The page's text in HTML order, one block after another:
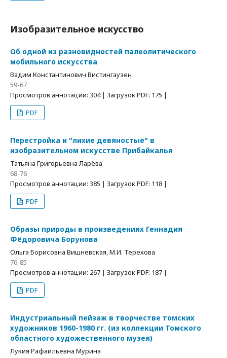
Изобразительное искусство
Об одной из разновидностей палеолитического
мобильного искусства
Вадим Константинович Вистингаузен
59-67
Просмотров аннотации: 304 | Загрузок PDF: 175 |
PDF
Перестройка и "лихие девяностые" в
изобразительном искусстве Прибайкалья
Татьяна Григорьевна Ларёва
68-76
Просмотров аннотации: 385 | Загрузок PDF: 118 |
PDF
Образы природы в произведениях Геннадия
Фёдоровича Борунова
Ольга Борисовна Вишневская, М.И. Терехова
76-85
Просмотров аннотации: 267 | Загрузок PDF: 187 |
PDF
Индустриальный пейзаж в творчестве томских
художников 1960-1980 гг. (из коллекции Томского
областного художественного музея)
Лукия Рафаильевна Мурина